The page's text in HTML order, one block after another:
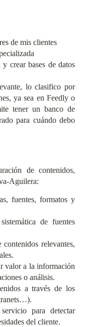
de mis clientes
crear bases de datos
lo clasifico por
ya sea en Feedly o
tener un banco de
para cuándo debo
de contenidos,
Aguilera:
fuentes, formatos y
de fuentes
relevantes,
valor a la información
o análisis.
a través de los
para detectar
del cliente.